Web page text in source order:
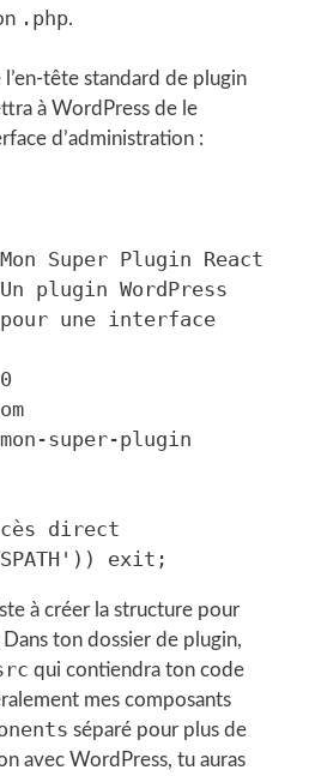
.php.
l’en-tête standard de plugin
à WordPress de le
d’administration :
une interface
direct
à créer la structure pour
ton dossier de plugin,
qui contiendra ton code
mes composants
séparé pour plus de
avec WordPress, tu auras